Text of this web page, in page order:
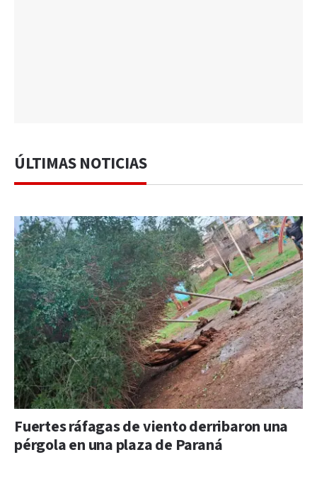
ÚLTIMAS NOTICIAS
Fuertes ráfagas de viento derribaron una
pérgola en una plaza de Paraná